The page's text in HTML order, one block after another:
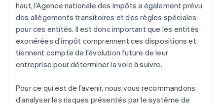
haut, l’Agence nationale des impôts a également prévu
des allègements transitoires et des règles spéciales
pour ces entités. Il est donc important que les entités
exonérées d’impôt comprennent ces dispositions et
tiennent compte de l’évolution future de leur
entreprise pour déterminer la voie à suivre.
Pour ce qui est de l’avenir, nous vous recommandons
d’analyser les risques présentés par le système de